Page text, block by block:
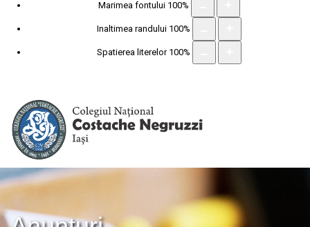
Marimea fontului 100%
Inaltimea randului 100%
Spatierea literelor 100%